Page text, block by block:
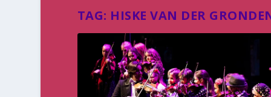
TAG: HISKE VAN DER